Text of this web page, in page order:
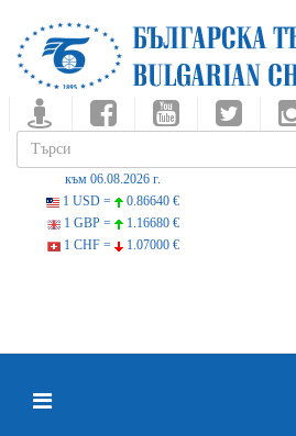
към 06.08.2026 г.
1 USD =
0.86640 €
1 GBP =
1.16680 €
1 CHF =
1.07000 €